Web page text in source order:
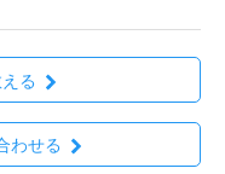
る
わせる